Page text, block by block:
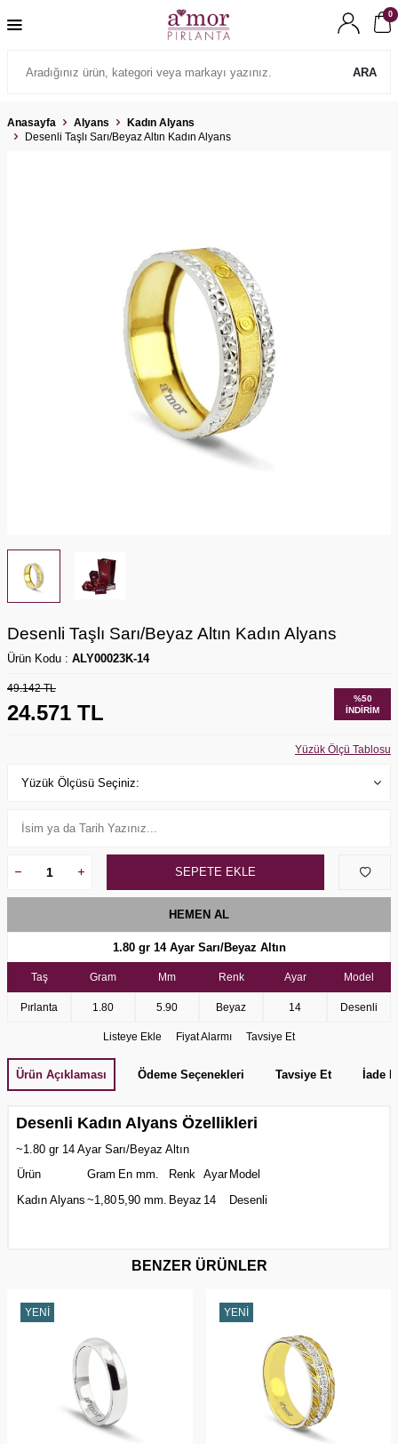
ARA
0
Anasayfa Alyans
Kadın Alyans
Desenli Taşlı Sarı/Beyaz Altın Kadın Alyans
Desenli Taşlı Sarı/Beyaz Altın Kadın Alyans
Ürün Kodu : ALY00023K-14
49.142TL
24.571 TL
%50
İNDIRIM
Yüzük Ölçü Tablosu
SEPETE EKLE
HEMEN AL
1.80 gr 14 Ayar Sarı/Beyaz Altın
Taş
Pırlanta
Gram
1.80
Mm
5.90
Renk
Beyaz
Ayar
14
Model
Desenli
Listeye Ekle Fiyat Alarmı Tavsiye Et
Ürün Açıklaması Ödeme Seçenekleri Tavsiye Et İade
Desenli Kadın Alyans Özellikleri
~1.80 gr 14 Ayar Sarı/Beyaz Altın
Ürün
Gram En mm. Renk Ayar Model
Kadın Alyans ~1,805,90 mm. Beyaz 14 Desenli
BENZER ÜRÜNLER
YENI YENI